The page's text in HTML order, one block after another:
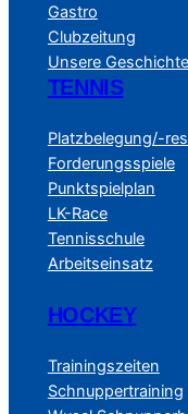
Gastro
Clubzeitung
Unsere Geschichte
TENNIS
Platzbelegung/-
Forderungsspiele
Punktspielplan
LK-Race
Tennisschule
Arbeitseinsatz
HOCKEY
Trainingszeiten
Schnuppertraining